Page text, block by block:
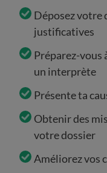
Déposez votre
justificatives
Préparez-vous
un interprète
Présente ta
Obtenir des
votre dossier
Améliorez vos